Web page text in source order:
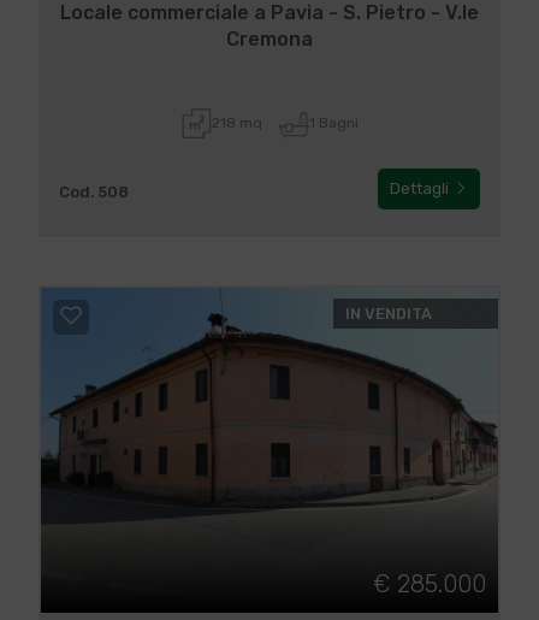
Locale commerciale a Pavia - S. Pietro - V.le
Cremona
218 mq 1 Bagni
Cod. 508 Dettagli
IN VENDITA
€ 285.000